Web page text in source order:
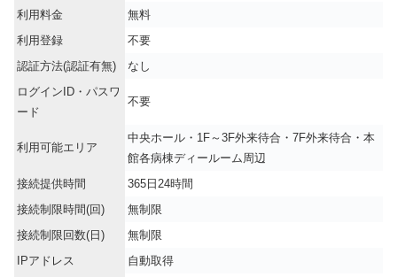
利用料金
無料
利用登録
不要
認証方法(認証有無)
なし
ログインID・パスワ
ード
不要
利用可能エリア
中央ホール・1F～3F外来待合・7F外来待合・本
館各病棟ディールーム周辺
接続提供時間
365日24時間
接続制限時間(回)
無制限
接続制限回数(日)
無制限
IPアドレス
自動取得